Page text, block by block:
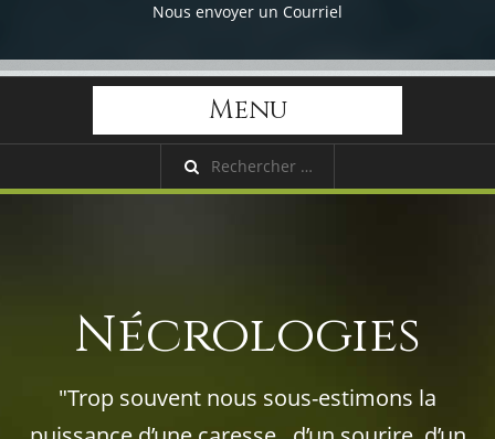
Nous envoyer un Courriel
Menu
Nécrologies
"Trop souvent nous sous-estimons la